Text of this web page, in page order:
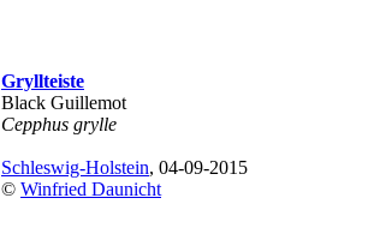
Gryllteiste
Black Guillemot
Cepphus grylle
Schleswig-Holstein, 04-09-2015
© Winfried Daunicht